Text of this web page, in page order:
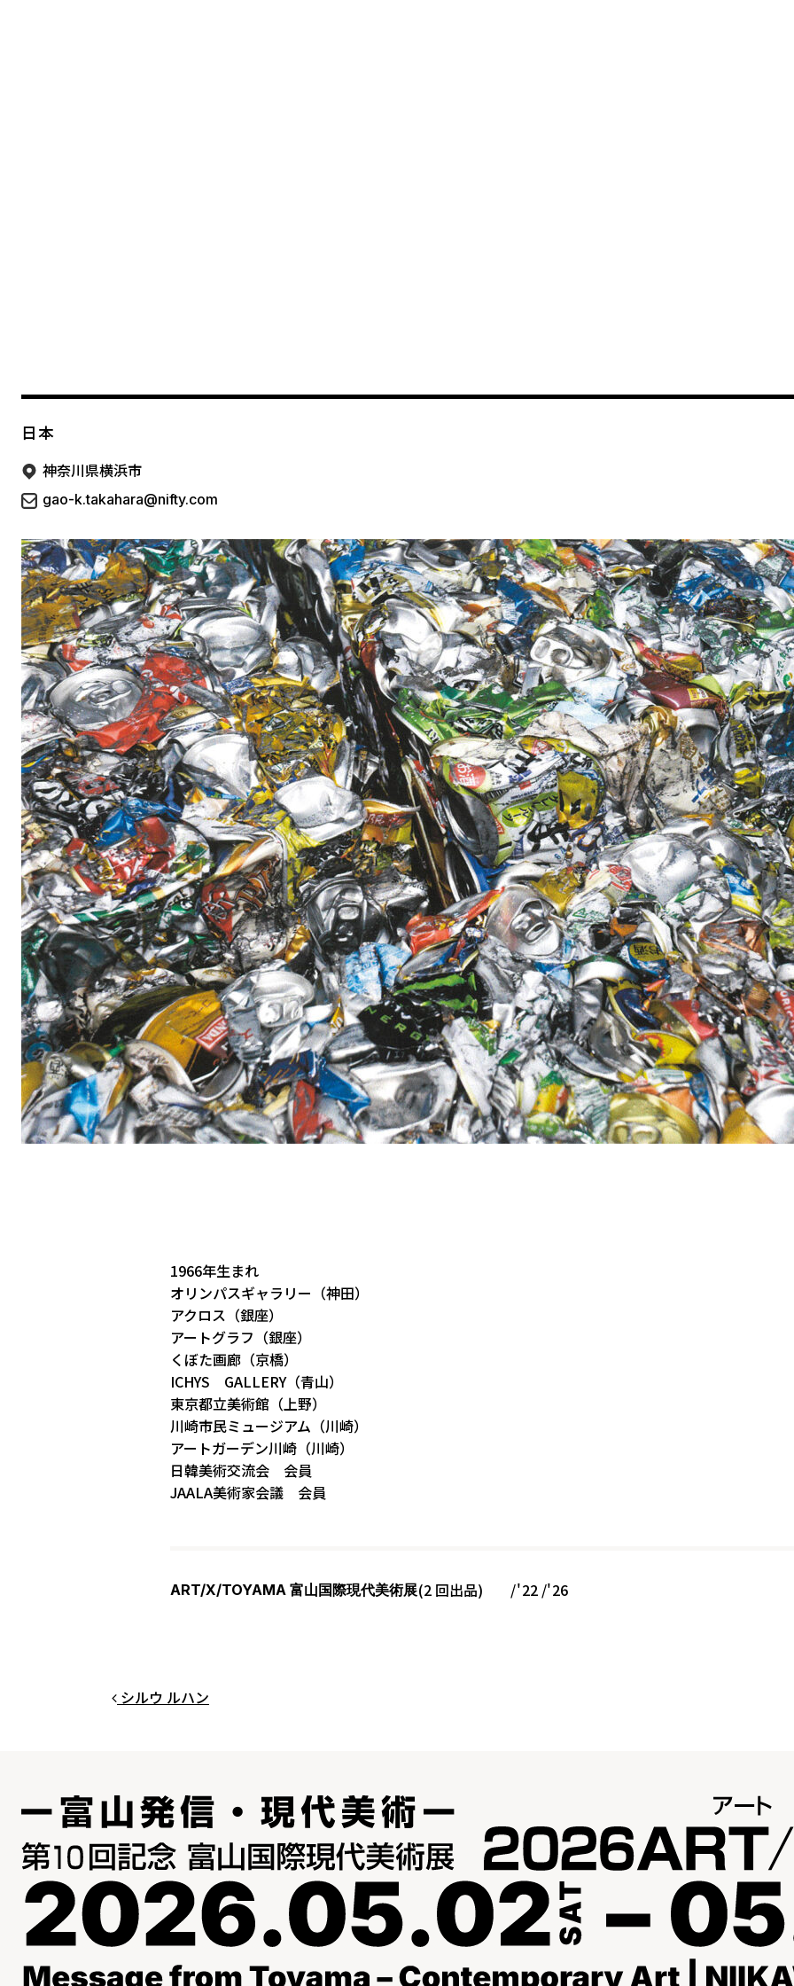
日本
神奈川県横浜市
gao-k.takahara@nifty.com
1966年生まれ
オリンパスギャラリー（神田）
アクロス（銀座）
アートグラフ（銀座）
くぼた画廊（京橋）
ICHYS GALLERY（青山）
東京都立美術館（上野）
川崎市民ミュージアム（川崎）
アートガーデン川崎（川崎）
日韓美術交流会 会員
JAALA美術家会議 会員
ART/X/TOYAMA 富山国際現代美術展(2 回出品) 22 26
投稿ナビゲーション
シルウ ルハン